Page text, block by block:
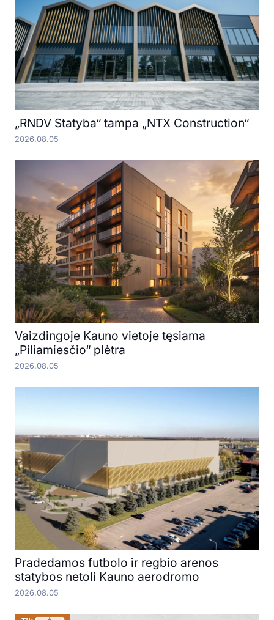
„RNDV Statyba“ tampa „NTX Construction“
2026.08.05
Vaizdingoje Kauno vietoje tęsiama
„Piliamiesčio“ plėtra
2026.08.05
Pradedamos futbolo ir regbio arenos
statybos netoli Kauno aerodromo
2026.08.05